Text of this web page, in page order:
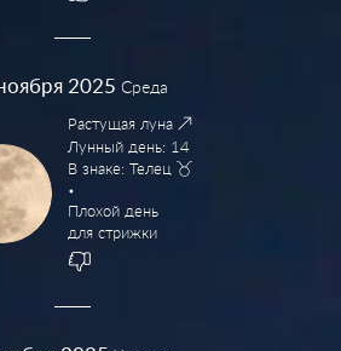
2025 Среда
Растущая луна
Лунный день: 14
В знаке: Телец
Плохой день
для стрижки